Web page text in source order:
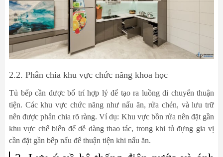
2.2. Phân chia khu vực chức năng khoa học
Tủ bếp cần được bố trí hợp lý để tạo ra luồng di chuyển thuận
tiện. Các khu vực chức năng như nấu ăn, rửa chén, và lưu trữ
nên được phân chia rõ ràng. Ví dụ: Khu vực bồn rửa nên đặt gần
khu vực chế biến để dễ dàng thao tác, trong khi tủ đựng gia vị
cần đặt gần bếp nấu để thuận tiện khi nấu ăn.